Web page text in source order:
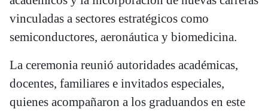
vinculadas a sectores estratégicos como
semiconductores, aeronáutica y biomedicina.
La ceremonia reunió autoridades académicas,
docentes, familiares e invitados especiales,
quienes acompañaron a los graduandos en este